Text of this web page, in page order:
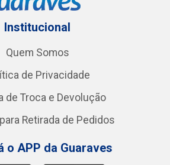
Institucional
Quem Somos
de Privacidade
de Troca e Devolução
Retirada de Pedidos
o APP da Guaraves